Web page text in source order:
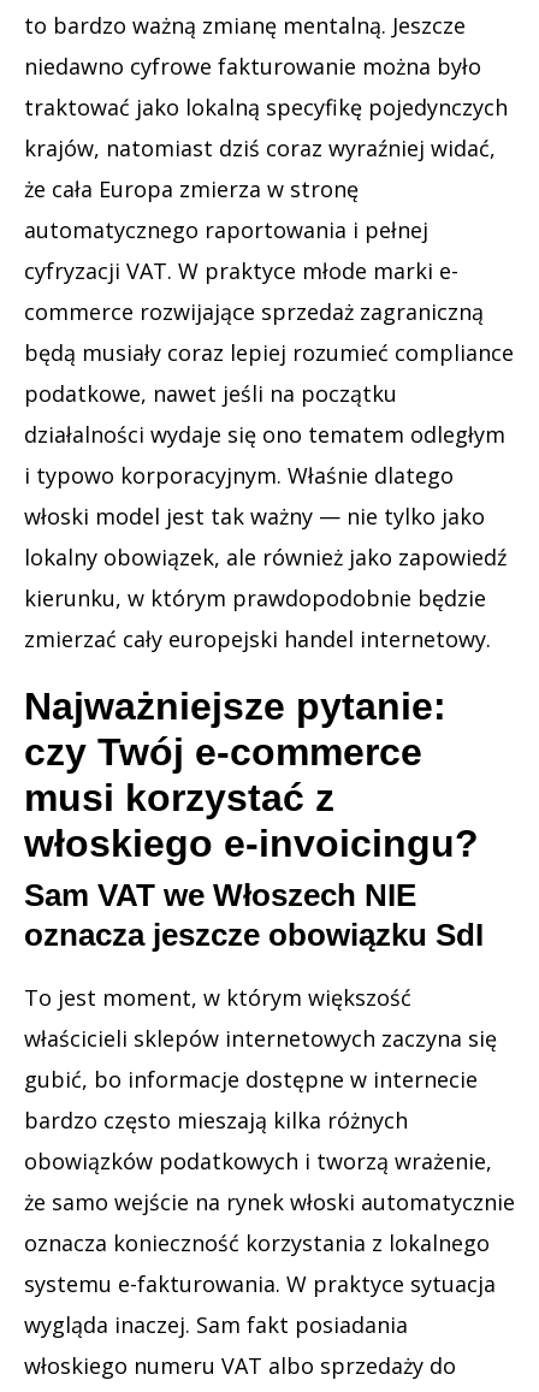
to bardzo ważną zmianę mentalną. Jeszcze
niedawno cyfrowe fakturowanie można było
traktować jako lokalną specyfikę pojedynczych
krajów, natomiast dziś coraz wyraźniej widać,
że cała Europa zmierza w stronę
automatycznego raportowania i pełnej
cyfryzacji VAT. W praktyce młode marki e-
commerce rozwijające sprzedaż zagraniczną
będą musiały coraz lepiej rozumieć compliance
podatkowe, nawet jeśli na początku
działalności wydaje się ono tematem odległym
i typowo korporacyjnym. Właśnie dlatego
włoski model jest tak ważny — nie tylko jako
lokalny obowiązek, ale również jako zapowiedź
kierunku, w którym prawdopodobnie będzie
zmierzać cały europejski handel internetowy.
Najważniejsze pytanie:
czy Twój e-commerce
musi korzystać z
włoskiego e-invoicingu?
Sam VAT we Włoszech NIE
oznacza jeszcze obowiązku SdI
To jest moment, w którym większość
właścicieli sklepów internetowych zaczyna się
gubić, bo informacje dostępne w internecie
bardzo często mieszają kilka różnych
obowiązków podatkowych i tworzą wrażenie,
że samo wejście na rynek włoski automatycznie
oznacza konieczność korzystania z lokalnego
systemu e-fakturowania. W praktyce sytuacja
wygląda inaczej. Sam fakt posiadania
włoskiego numeru VAT albo sprzedaży do